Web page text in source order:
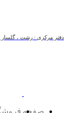
دفتر مرکزی : رشت ، گلسار ،